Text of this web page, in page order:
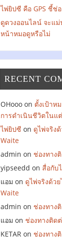
ไพ่ยิปซี คือ GPS ชี้ช่
ดูดวงออนไลน์ จะแ
หน้าหมอดูหรือไม่
RECENT
OHooo on ตั้งเป้าห
การดำเนินชีวิตในแ
ไพ่ยิปซี on ดูไพ่จริง
Waite
admin on ช่องทาง
yipseedd on สื่อกับ
แอม on ดูไพ่จริงด้ว
Waite
admin on ช่องทาง
แอม on ช่องทางติด
KETAR on ช่องทาง